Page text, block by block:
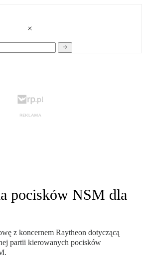
pocisków NSM dla
z koncernem Raytheon dotyczącą
partii kierowanych pocisków